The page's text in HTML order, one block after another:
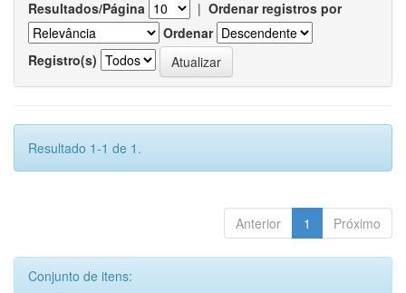
Resultados/Página | Ordenar registros por
Ordenar
Registro(s)
Resultado 1-1 de 1.
Anterior 1 Próximo
Conjunto de itens: